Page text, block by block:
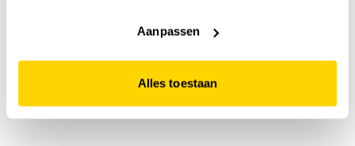
website niet optimaal functioneert.
Aanpassen
Alles toestaan